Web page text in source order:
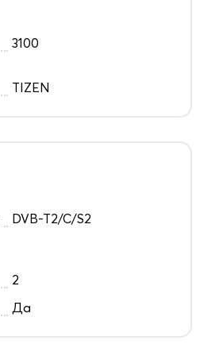
3100
TIZEN
DVB-T2/C/S2
2
Да